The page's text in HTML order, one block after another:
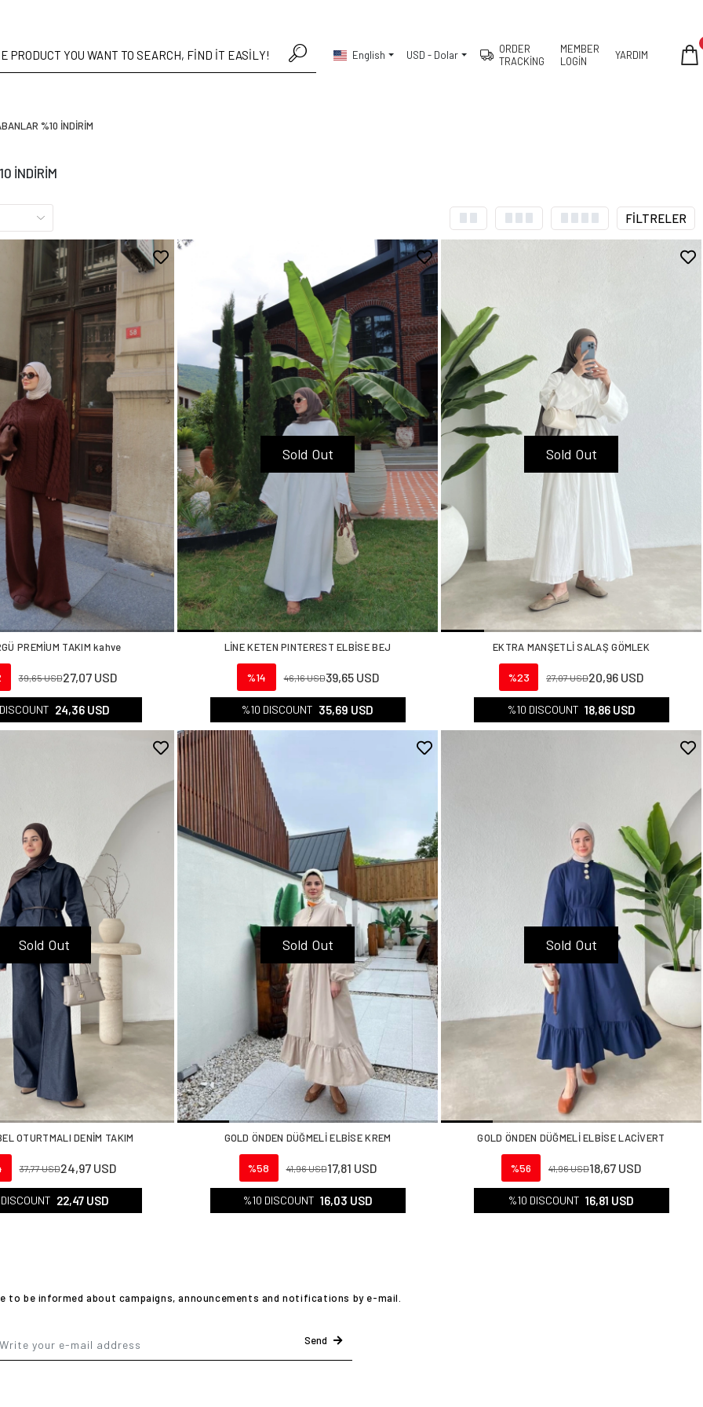
English USD - Dolar
ORDER
TRACKİNG
MEMBER
LOGİN
YARDIM
%10 İNDİRİM
İNDİRİM
FİLTRELER
PREMİUM TAKIM kahve
39,65 USD27,07 USD
24,36 USD
Sold Out
LİNE KETEN PINTEREST ELBİSE BEJ
%14 46,16 USD39,65 USD
%10 DISCOUNT 35,69 USD
Sold Out
EKTRA MANŞETLİ SALAŞ GÖMLEK
%23 27,07 USD20,96 USD
%10 DISCOUNT 18,86 USD
Sold Out
OTURTMALI DENİM TAKIM
37,77 USD24,97 USD
22,47 USD
Sold Out
GOLD ÖNDEN DÜĞMELİ ELBİSE KREM
%58 41,96 USD17,81 USD
%10 DISCOUNT 16,03 USD
Sold Out
GOLD ÖNDEN DÜĞMELİ ELBİSE LACİVERT
%56 41,96 USD18,67 USD
%10 DISCOUNT 16,81 USD
to be informed about campaigns, announcements and notifications by e-mail.
Send